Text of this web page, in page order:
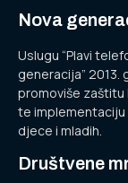
Nova
Uslugu “Plavi
generacija”
promoviše zaštitu
te implementaciju
djece i mladih.
Društvene